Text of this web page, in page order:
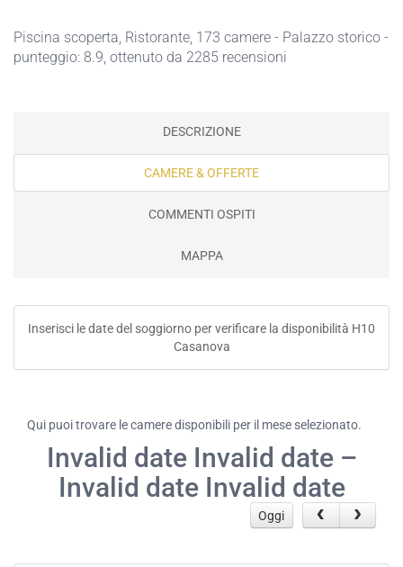
Piscina scoperta, Ristorante, 173 camere - Palazzo storico -
punteggio: 8.9, ottenuto da 2285 recensioni
DESCRIZIONE
CAMERE & OFFERTE
COMMENTI OSPITI
MAPPA
Inserisci le date del soggiorno per verificare la disponibilità H10
Casanova
Qui puoi trovare le camere disponibili per il mese selezionato.
Invalid date Invalid date –
Invalid date Invalid date
Oggi